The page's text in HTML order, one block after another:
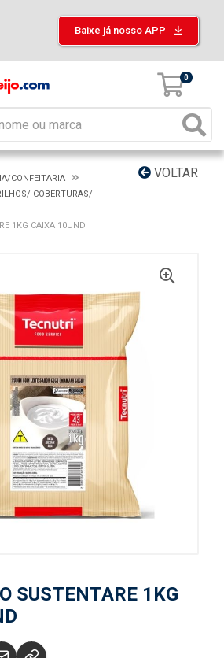
Baixe já nosso APP
0
VOLTAR
CONFEITARIA
COBERTURAS/
1KG CAIXA 10UND
SUSTENTARE 1KG